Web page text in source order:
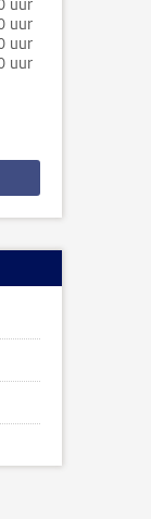
uur
uur
uur
uur